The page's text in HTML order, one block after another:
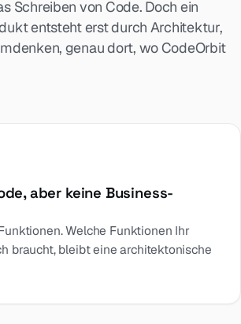
Schreiben von Code. Doch ein
entsteht erst durch Architektur,
genau dort, wo CodeOrbit
aber keine Business-
Welche Funktionen Ihr
braucht, bleibt eine architektonische